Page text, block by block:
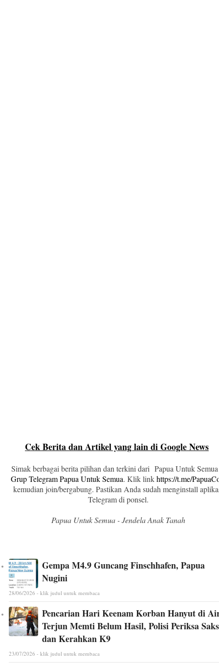
Cek Berita dan Artikel yang lain di Google News
Simak berbagai berita pilihan dan terkini dari Papua Untuk
Grup Telegram Papua Untuk Semua. Klik linkhttps://t.me/
kemudian join/bergabung. Pastikan Anda sudah menginstall
Telegram di ponsel.
Papua Untuk Semua - Jendela Anak Tanah
Gempa M4.9 Guncang Finschhafen, Papua
Nugini
28/06/2026 - klik judul untuk membaca
Pencarian Hari Keenam Korban Hanyut di
Terjun Memti Belum Hasil, Polisi Periksa
dan Kerahkan K9
23/07/2026 - klik judul untuk membaca